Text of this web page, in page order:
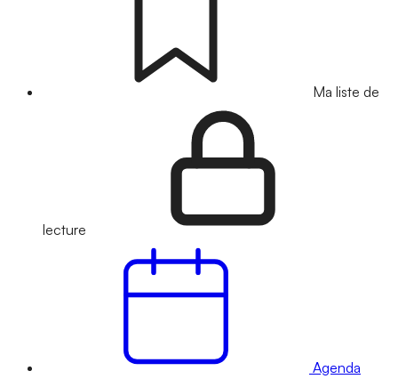
Ma liste de
lecture
Agenda